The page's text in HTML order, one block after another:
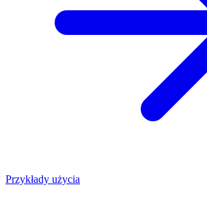
Przykłady użycia